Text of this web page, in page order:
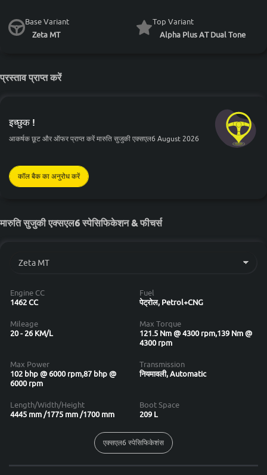
Base Variant
Zeta MT
Top Variant
Alpha Plus AT Dual Tone
प्रस्ताव प्राप्त करें
इच्छुक !
आकर्षक छूट और ऑफर प्राप्त करें मारुति सुजुकी एक्सएल6 August 2026
कॉल बैक का अनुरोध करें
मारुति सुजुकी एक्सएल6 स्पेसिफिकेशन & फीचर्स
Engine CC
1462 CC
Fuel
पेट्रोल, Petrol+CNG
Mileage
20 - 26 KM/L
Max Torque
121.5 Nm @ 4300 rpm,139 Nm @
4300 rpm
Max Power
102 bhp @ 6000 rpm,87 bhp @
6000 rpm
Transmission
नियमावली, Automatic
Length/Width/Height
4445 mm /1775 mm /1700 mm
Boot Space
209 L
एक्सएल6 स्पेसिफिकेशंस